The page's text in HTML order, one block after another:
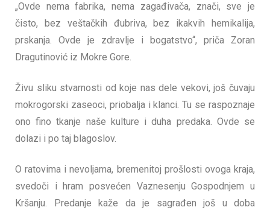
„Ovde nema fabrika, nema zagađivača, znači, sve je
čisto, bez veštačkih đubriva, bez ikakvih hemikalija,
prskanja. Ovde je zdravlje i bogatstvo“, priča Zoran
Dragutinović iz Mokre Gore.
Živu sliku stvarnosti od koje nas dele vekovi, još čuvaju
mokrogorski zaseoci, priobalja i klanci. Tu se raspoznaje
ono fino tkanje naše kulture i duha predaka. Ovde se
dolazi i po taj blagoslov.
O ratovima i nevoljama, bremenitoj prošlosti ovoga kraja,
svedoči i hram posvećen Vaznesenju Gospodnjem u
Kršanju. Predanje kaže da je sagrađen još u doba